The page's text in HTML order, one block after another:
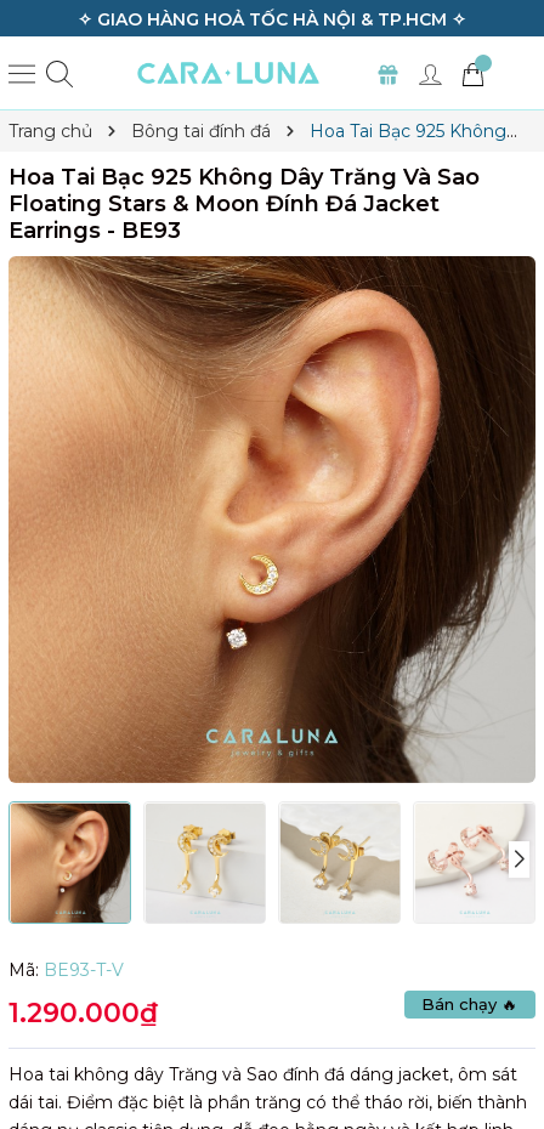
✧ GIAO HÀNG HOẢ TỐC HÀ NỘI & TP.HCM ✧
Trang chủ Bông tai đính đá
Hoa Tai Bạc 925 Không
Earrings - BE93
Hoa Tai Bạc 925 Không Dây Trăng Và Sao
Floating Stars & Moon Đính Đá Jacket
Earrings - BE93
Mã: BE93-T-V
Bán chạy 🔥
1.290.000₫
Hoa tai không dây Trăng và Sao đính đá dáng jacket, ôm sát
dái tai. Điểm đặc biệt là phần trăng có thể tháo rời, biến thành